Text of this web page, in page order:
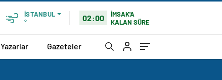
İSTANBUL
°
02:00
İMSAK'A
KALAN SÜRE
Yazarlar Gazeteler